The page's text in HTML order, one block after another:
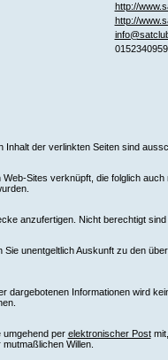
http://
http://
der verlinkten Seiten sind
Sites verknüpft, die folglich
anzufertigen. Nicht berechtigt
unentgeltlich Auskunft zu den
Informationen wird
umgehend per elektronischer Postmit,
Willen.